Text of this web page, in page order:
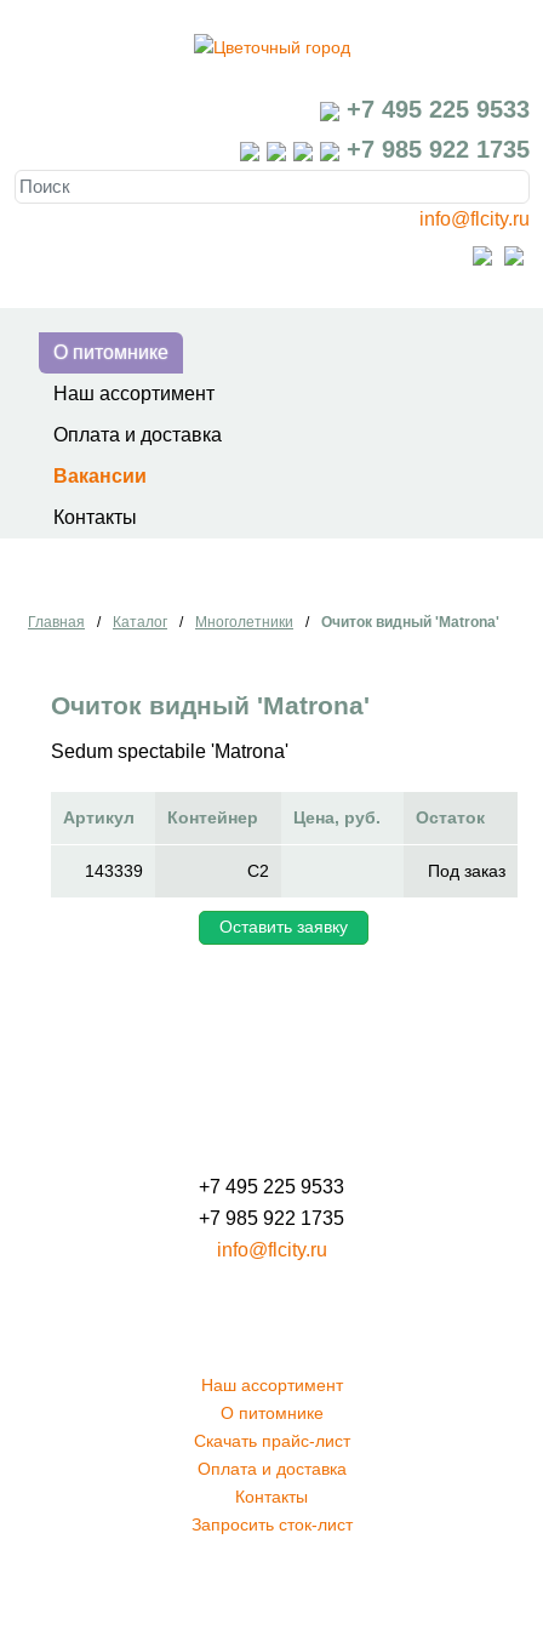
+7 495 225 9533
+7 985 922 1735
info@flcity.ru
О питомнике
Наш ассортимент
Оплата и доставка
Вакансии
Контакты
Главная / Каталог / Многолетники / Очиток видный 'Matrona'
Очиток видный 'Matrona'
Sedum spectabile 'Matrona'
Артикул Контейнер Цена, руб. Остаток
143339 C2 Под заказ
Оставить заявку
+7 495 225 9533
+7 985 922 1735
info@flcity.ru
Наш ассортимент
О питомнике
Скачать прайс-лист
Оплата и доставка
Контакты
Запросить сток-лист